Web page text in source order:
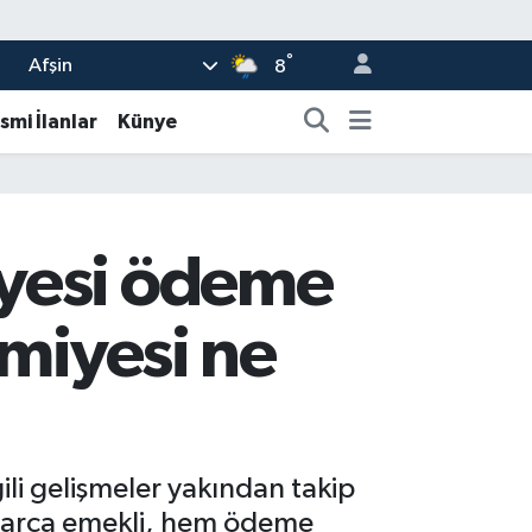
Afşin 8°
İlanlar Künye
ödeme
ne
gelişmeler yakından takip
emekli, hem ödeme